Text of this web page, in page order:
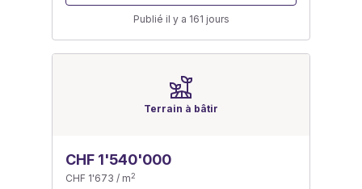
Publié il y a 161 jours
Terrain à bâtir
CHF 1'540'000
CHF 1'673 / m2